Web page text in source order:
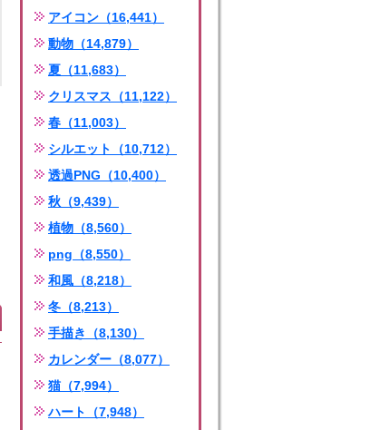
アイコン（16,441）
動物（14,879）
夏（11,683）
クリスマス（11,122）
春（11,003）
シルエット（10,712）
透過PNG（10,400）
秋（9,439）
植物（8,560）
png（8,550）
和風（8,218）
冬（8,213）
手描き（8,130）
カレンダー（8,077）
猫（7,994）
ハート（7,948）